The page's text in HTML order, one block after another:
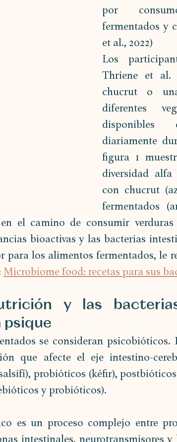
por
fermentados y
et al., 2022)
Los
Thriene et al.
chucrut o
diferentes
diariamente
figura 1
diversidad
con chucrut
fermentados
el camino de consumir verduras
bioactivas y las bacterias
para los alimentos fermentados, le
Microbiome food: recetas para sus
y las
psique
se consideran psicobióticos.
que afecte el eje intestino-
probióticos (kéfir),
y probióticos).
es un proceso complejo entre
intestinales, neurotransmisores y